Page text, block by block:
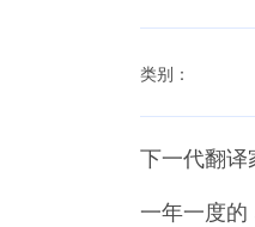
类别：
下一代翻译
一年一度